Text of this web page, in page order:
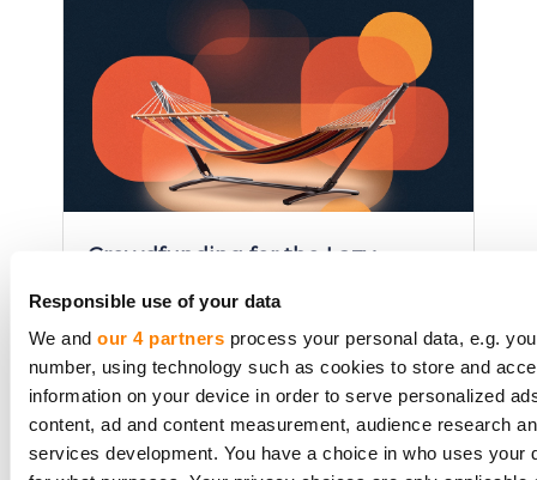
Responsible use of your data
We and our 4 partnersprocess your personal data, e.g.
number, using technology such as cookies to store and
information on your device in order to serve personalized
content, ad and content measurement, audience research
services development. You have a choice in who uses your
Crowdfunding for the Lazy
Without the Headache
A no-effort guide to crowdfunding
for those who want returns without
the research overload. Perfect for
busy professionals or passive